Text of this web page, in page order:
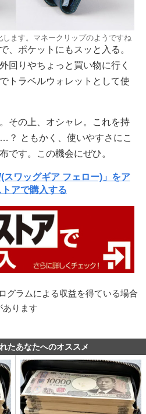
ます。マネークリップのようですね
、ポケットにもスッと入る。
回りやちょっと買い物に行く
トラベルウォレットとして使
その上、オシャレ。これを持
ともかく、使いやすさにこ
です。この機会にぜひ。
スワッグギア フェロー)」をア
アで購入する
グラムによる収益を得ている場合
あります
たあなたへのオススメ